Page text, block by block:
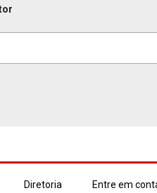
Diretoria Entre em